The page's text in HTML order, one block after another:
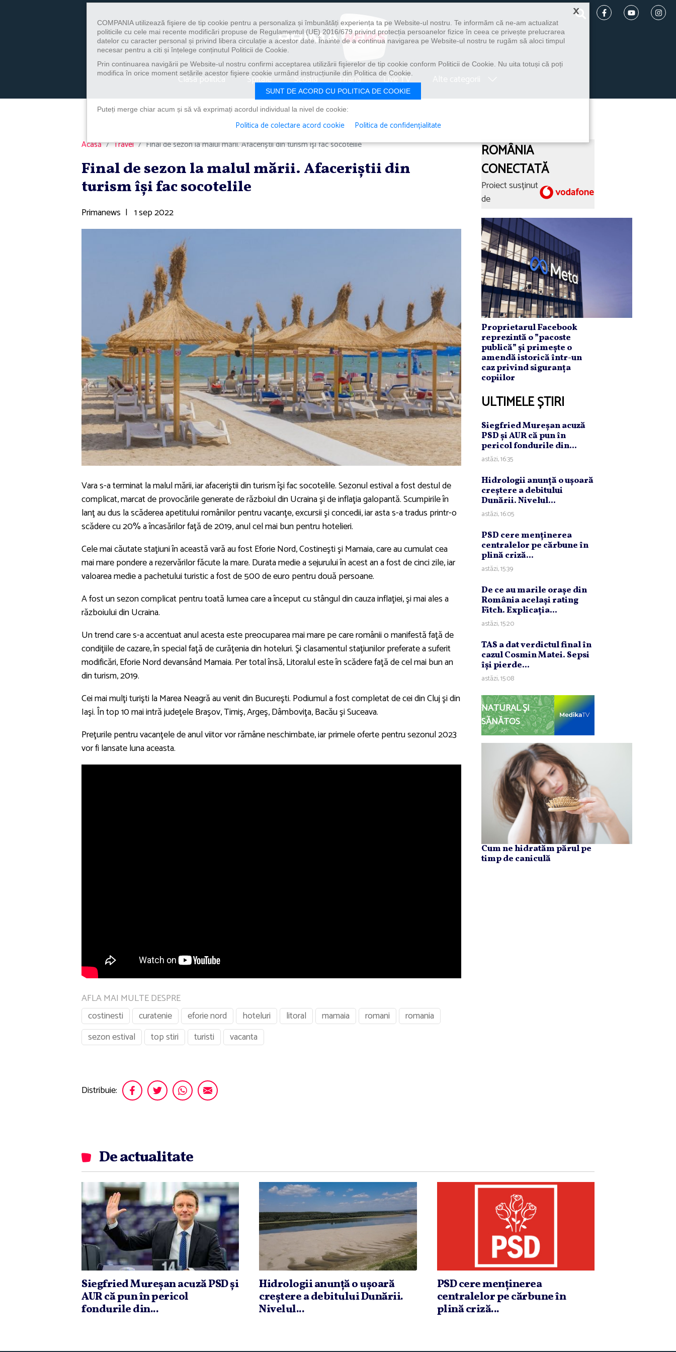
Clasa politica Spitale Școală Hrană Live TV
Acasă Travel Final de sezon la malul mării. Afaceriştii din turism îşi fac socotelile
Final de sezon la malul mării. Afaceriştii din
turism îşi fac socotelile
Primanews | 1 sep 2022
Vara s-a terminat la malul mării, iar afaceriştii din turism îşi fac socotelile. Sezonul estival a fost destul de
complicat, marcat de provocările generate de războiul din Ucraina şi de inflaţia galopantă. Scumpirile în
lanţ au dus la scăderea apetitului românilor pentru vacanţe, excursii şi concedii, iar asta s-a tradus printr-o
scădere cu 20% a încasărilor faţă de 2019, anul cel mai bun pentru hotelieri.
Cele mai căutate staţiuni în această vară au fost Eforie Nord, Costineşti şi Mamaia, care au cumulat cea
mai mare pondere a rezervărilor făcute la mare. Durata medie a sejurului în acest an a fost de cinci zile, iar
valoarea medie a pachetului turistic a fost de 500 de euro pentru două persoane.
A fost un sezon complicat pentru toată lumea care a început cu stângul din cauza inflaţiei, şi mai ales a
războiului din Ucraina.
Un trend care s-a accentuat anul acesta este preocuparea mai mare pe care românii o manifestă faţă de
condiţiile de cazare, în special faţă de curăţenia din hoteluri. Şi clasamentul staţiunilor preferate a suferit
modificări, Eforie Nord devansând Mamaia. Per total însă, Litoralul este în scădere faţă de cel mai bun an
din turism, 2019.
Cei mai mulţi turişti la Marea Neagră au venit din Bucureşti. Podiumul a fost completat de cei din Cluj şi din
Iaşi. În top 10 mai intră judeţele Braşov, Timiş, Argeş, Dâmboviţa, Bacău şi Suceava.
Preţurile pentru vacanţele de anul viitor vor rămâne neschimbate, iar primele oferte pentru sezonul 2023
vor fi lansate luna aceasta.
AFLA MAI MULTE DESPRE
costinesti
curatenie eforie nord hoteluri litoral mamaia romani
romania
sezon estival
top stiri turisti vacanta
Distribuie:
ROMÂNIA
CONECTATĂ
Proiect susținut
de
Proprietarul Facebook
reprezintă o ”pacoste
publică” și primește o
amendă istorică într-un
caz privind siguranța
copiilor
ULTIMELE ȘTIRI
Siegfried Mureşan acuză
PSD şi AUR că pun în
pericol fondurile din...
astăzi, 16:35
Hidrologii anunţă o uşoară
creştere a debitului
Dunării. Nivelul...
astăzi, 16:05
PSD cere menţinerea
centralelor pe cărbune în
plină criză...
astăzi, 15:39
De ce au marile oraşe din
România acelaşi rating
Fitch. Explicaţia...
astăzi, 15:20
TAS a dat verdictul final în
cazul Cosmin Matei. Sepsi
îşi pierde...
astăzi, 15:08
NATURAL ȘI
SĂNĂTOS
Cum ne hidratăm părul pe
timp de caniculă
De actualitate
Siegfried Mureşan acuză PSD şi
AUR că pun în pericol
fondurile din...
Hidrologii anunţă o uşoară
creştere a debitului Dunării.
Nivelul...
PSD cere menţinerea
centralelor pe cărbune în
plină criză...
×
COMPANIA utilizează fişiere de tip cookie pentru a personaliza și îmbunătăți experiența ta pe Website-ul nostru. Te informăm că ne-am actualizat
politicile cu cele mai recente modificări propuse de Regulamentul (UE) 2016/679 privind protecția persoanelor fizice în ceea ce privește prelucrarea
datelor cu caracter personal și privind libera circulație a acestor date. Înainte de a continua navigarea pe Website-ul nostru te rugăm să aloci timpul
necesar pentru a citi și înțelege conținutul Politicii de Cookie.
Prin continuarea navigării pe Website-ul nostru confirmi acceptarea utilizării fişierelor de tip cookie conform Politicii de Cookie. Nu uita totuși că poți
modifica în orice moment setările acestor fişiere cookie urmând instrucțiunile din Politica de Cookie.
SUNT DE ACORD CU POLITICA DE COOKIE
Puteți merge chiar acum și să vă exprimați acordul individual la nivel de cookie:
Politica de colectare acord cookie Politica de confidențialitate